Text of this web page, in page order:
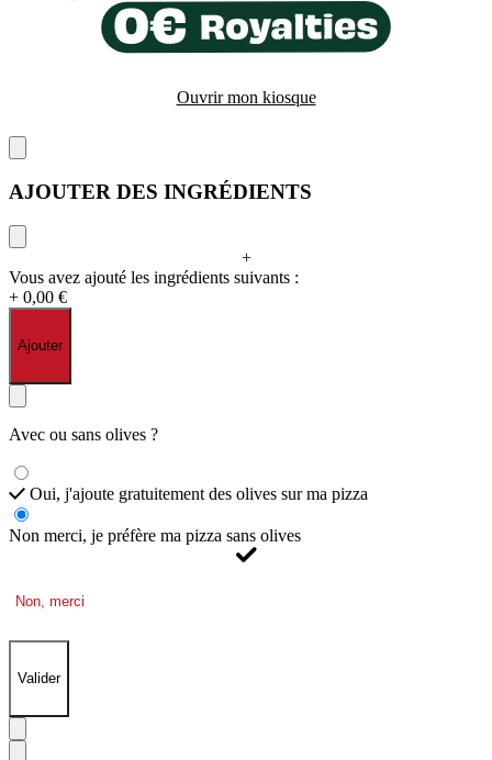
Ouvrir mon kiosque
AJOUTER DES INGRÉDIENTS
+
Vous avez ajouté les ingrédients suivants :
+ 0,00 €
Ajouter
Avec ou sans olives ?
Oui, j'ajoute gratuitement des olives sur ma pizza
Non merci, je préfère ma pizza sans olives
Non, merci
Valider